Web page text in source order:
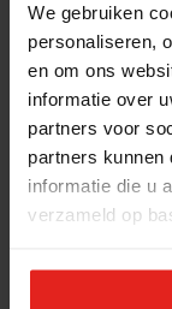
We gebruiken
personaliseren,
en om ons
informatie over
partners voor
partners kunnen
informatie die u
verzameld op
Pers en media
Jaarverslag